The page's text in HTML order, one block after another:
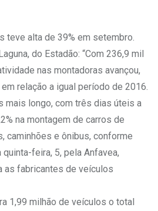
teve alta de 39% em setembro.
do Estadão: “Com 236,9 mil
nas montadoras avançou,
relação a igual período de 2016.
mais longo, com três dias úteis a
na montagem de carros de
caminhões e ônibus, conforme
feira, 5, pela Anfavea,
as fabricantes de veículos
1,99 milhão de veículos o total